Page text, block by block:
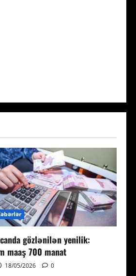
gözlənilən yenilik:
maaş 700 manat
18/05/2026 0